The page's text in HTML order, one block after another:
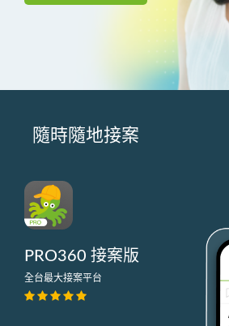
隨時隨地接案
PRO360 接案版
全台最大接案平台